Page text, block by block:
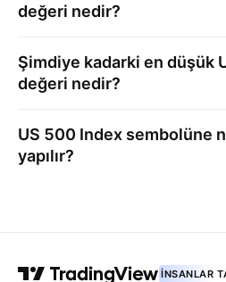
değeri nedir?
Şimdiye kadarki en düşük
değeri nedir?
US 500 Index sembolüne
yapılır?
İNSANLAR